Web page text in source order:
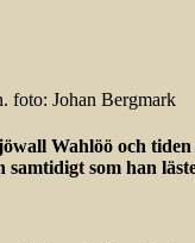
foto: Johan Bergmark
Wahlöö och
som han